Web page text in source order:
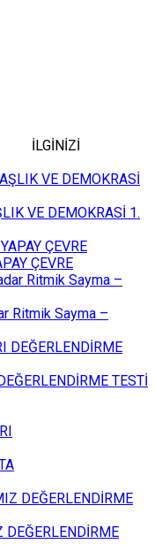
İLGİNİZİ
VE DEMOKRASİ 1.
ÇEVRE
Ritmik Sayma –
TESTİ